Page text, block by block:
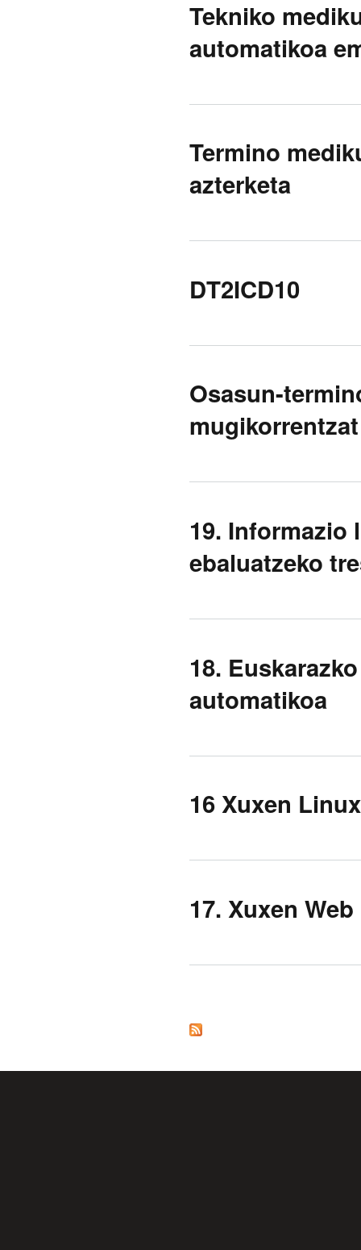
Tekniko
automatikoa
Termino
azterketa
DT2ICD10
Osasun-
mugikorrentzat
19.
ebaluatzeko
18.
automatikoa
16 Xuxen Linux
17. Xuxen Web